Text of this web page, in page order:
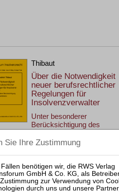
Thibaut
Über die Notwendigkeit
neuer berufsrechtlicher
Regelungen für
Insolvenzverwalter
Unter besonderer
Berücksichtigung des
Beiträge zum Insolvenzrecht
68
1. Aufl. 2023
Brosch. 342 Seiten
RWS Verlag, Köln
ISBN 978-3-8145-1668-4